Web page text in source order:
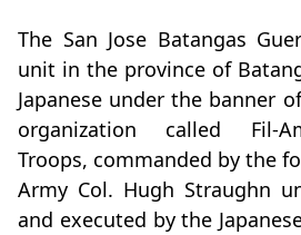
The San Jose Batangas
unit in the province of
Japanese under the banner
organization called Fil-
Troops, commanded by the
Army Col. Hugh Straughn
and executed by the